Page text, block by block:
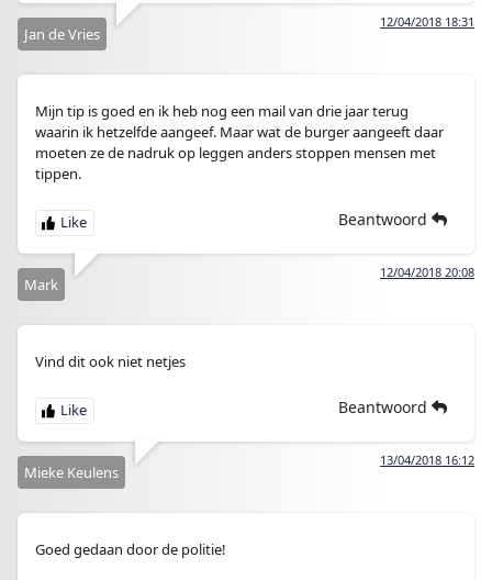
12/04/2018 18:31
Jan de Vries
Mijn tip is goed en ik heb nog een mail van drie jaar terug
waarin ik hetzelfde aangeef. Maar wat de burger aangeeft daar
moeten ze de nadruk op leggen anders stoppen mensen met
tippen.
Beantwoord
12/04/2018 20:08
Mark
Vind dit ook niet netjes
Beantwoord
13/04/2018 16:12
Mieke Keulens
Goed gedaan door de politie!